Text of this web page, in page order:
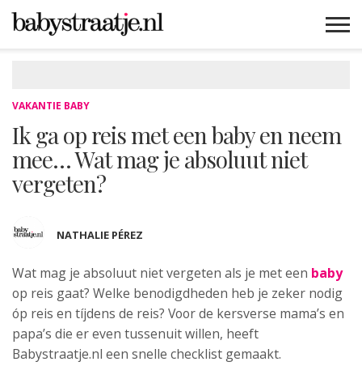
VAKANTIE BABY
Ik ga op reis met een baby en neem
mee… Wat mag je absoluut niet
vergeten?
NATHALIE PÉREZ
Wat mag je absoluut niet vergeten als je met een baby
op reis gaat? Welke benodigdheden heb je zeker nodig
óp reis en tíjdens de reis? Voor de kersverse mama’s en
papa’s die er even tussenuit willen, heeft
Babystraatje.nl een snelle checklist gemaakt.